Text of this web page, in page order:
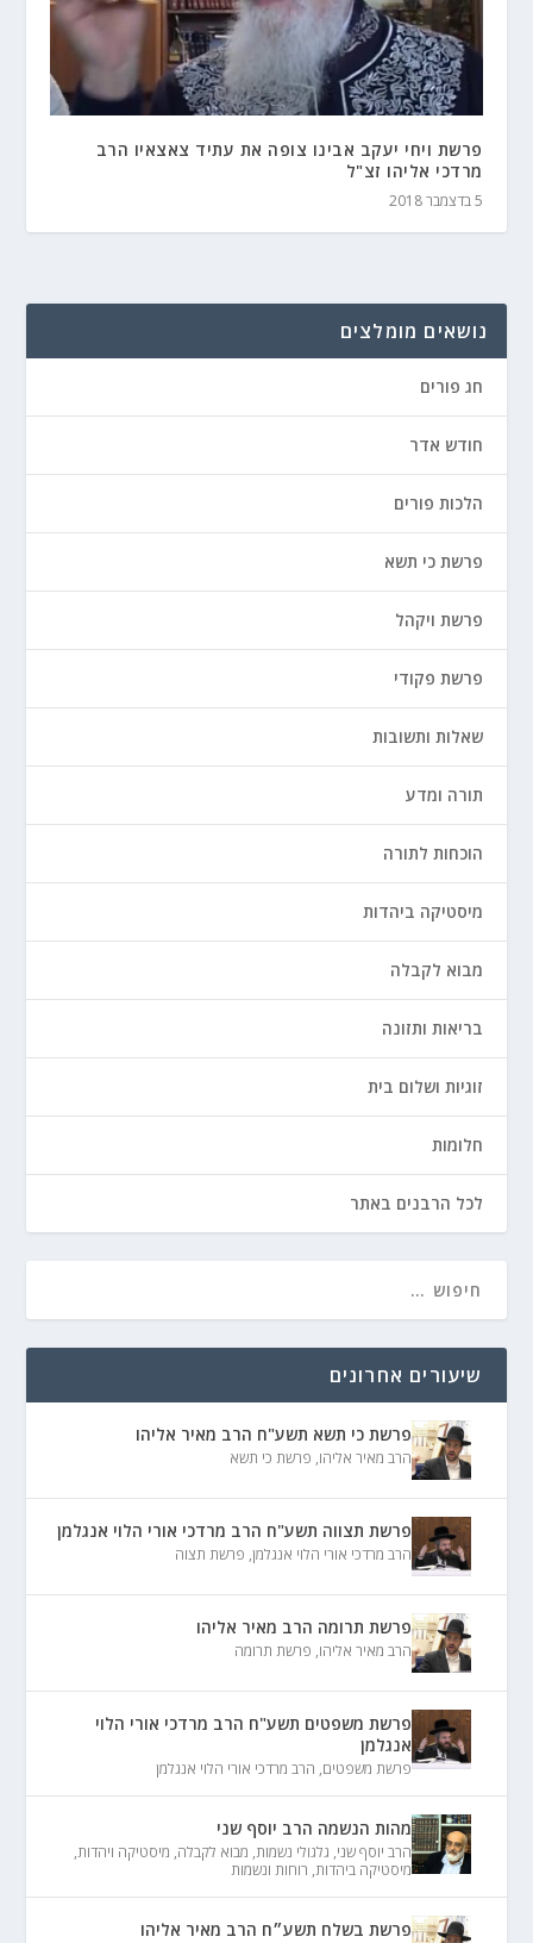
פרשת ויחי יעקב אבינו צופה את עתיד צאצאיו הרב
מרדכי אליהו זצ"ל
5 בדצמבר 2018
נושאים מומלצים
חג פורים
חודש אדר
הלכות פורים
פרשת כי תשא
פרשת ויקהל
פרשת פקודי
שאלות ותשובות
תורה ומדע
הוכחות לתורה
מיסטיקה ביהדות
מבוא לקבלה
בריאות ותזונה
זוגיות ושלום בית
חלומות
לכל הרבנים באתר
שיעורים אחרונים
פרשת כי תשא תשע"ח הרב מאיר אליהו
הרב מאיר אליהו, פרשת כי תשא
פרשת תצווה תשע"ח הרב מרדכי אורי הלוי אנגלמן
הרב מרדכי אורי הלוי אנגלמן, פרשת תצוה
פרשת תרומה הרב מאיר אליהו
הרב מאיר אליהו, פרשת תרומה
פרשת משפטים תשע"ח הרב מרדכי אורי הלוי
אנגלמן
פרשת משפטים, הרב מרדכי אורי הלוי אנגלמן
מהות הנשמה הרב יוסף שני
הרב יוסף שני, גלגולי נשמות, מבוא לקבלה, מיסטיקה ויהדות,
מיסטיקה ביהדות, רוחות ונשמות
פרשת בשלח תשע״ח הרב מאיר אליהו